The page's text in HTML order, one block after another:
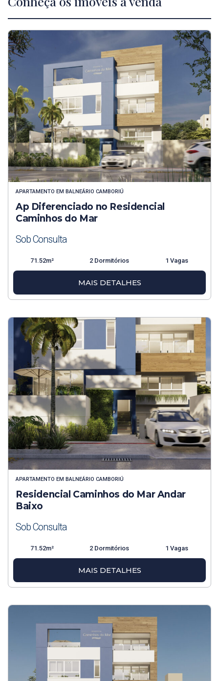
APARTAMENTO EM BALNEÁRIO CAMBORIÚ
Ap Diferenciado no Residencial
Caminhos do Mar
Sob Consulta
71.52m² 2 Dormitórios 1 Vagas
MAIS DETALHES
APARTAMENTO EM BALNEÁRIO CAMBORIÚ
Residencial Caminhos do Mar Andar
Baixo
Sob Consulta
71.52m² 2 Dormitórios 1 Vagas
MAIS DETALHES